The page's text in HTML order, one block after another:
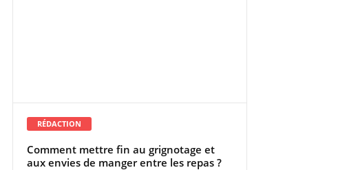
RÉDACTION
Comment mettre fin au grignotage et
aux envies de manger entre les repas ?